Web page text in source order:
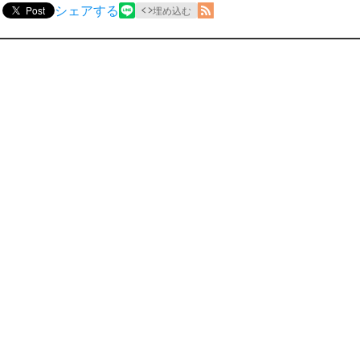
Post シェアする 埋め込む